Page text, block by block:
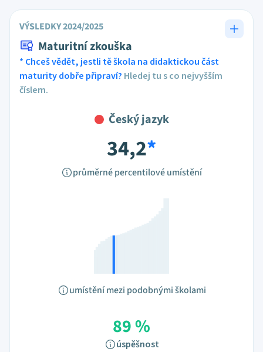
VÝSLEDKY 2024/2025
Maturitní zkouška
* Chceš vědět, jestli tě škola na didaktickou část
maturity dobře připraví? Hledej tu s co nejvyšším
číslem.
Český jazyk
34,2*
průměrné percentilové umístění
umístění mezi podobnými školami
89 %
úspěšnost